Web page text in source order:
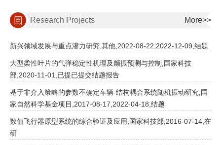
Research Projects More>>
新兴领域发展与重点潜力研究,其他,2022-08-22,2022-12-09,结题
大型柔性叶片的气弹稳定性机理及颤振预测与控制,国家科技
部,2020-11-01,已提已提交结题报告
基于非介入策略的参数不确定车辆-结构耦合系统随机振动研究,国
家自然科学基金项目,2017-08-17,2022-04-18,结题
数值飞行器原型系统的综合验证及应用,国家科技部,2016-07-14,在
研